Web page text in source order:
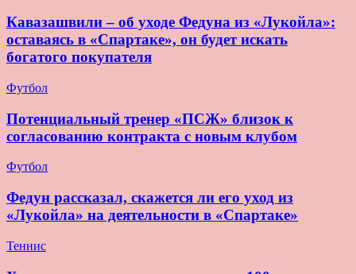
Кавазашвили – об уходе Федуна из «Лукойла»:
оставаясь в «Спартаке», он будет искать
богатого покупателя
Футбол
Потенциальный тренер «ПСЖ» близок к
согласованию контракта с новым клубом
Футбол
Федун рассказал, скажется ли его уход из
«Лукойла» на деятельности в «Спартаке»
Теннис